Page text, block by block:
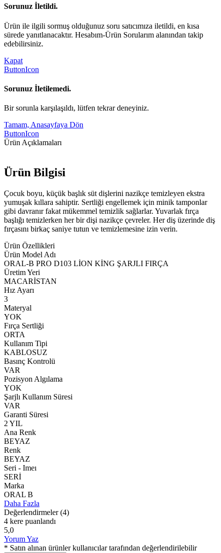
Sorunuz İletildi.
Ürün ile ilgili sormuş olduğunuz soru satıcımıza iletildi, en kısa
sürede yanıtlanacaktır. Hesabım-Ürün Sorularım alanından takip
edebilirsiniz.
Kapat
ButtonIcon
Sorunuz İletilemedi.
Bir sorunla karşılaşıldı, lütfen tekrar deneyiniz.
Tamam, Anasayfaya Dön
ButtonIcon
Ürün Açıklamaları
Ürün Bilgisi
Çocuk boyu, küçük başlık süt dişlerini nazikçe temizleyen ekstra
yumuşak kıllara sahiptir. Sertliği engellemek için minik tamponlar
gibi davranır fakat mükemmel temizlik sağlarlar. Yuvarlak fırça
başlığı temizlerken her bir dişi nazikçe çevreler. Her diş üzerinde diş
fırçasını birkaç saniye tutun ve temizlemesine izin verin.
Ürün Özellikleri
Ürün Model Adı
ORAL-B PRO D103 LİON KİNG ŞARJLI FIRÇA
Üretim Yeri
MACARİSTAN
Hız Ayarı
3
Materyal
YOK
Fırça Sertliği
ORTA
Kullanım Tipi
KABLOSUZ
Basınç Kontrolü
VAR
Pozisyon Algılama
YOK
Şarjlı Kullanım Süresi
VAR
Garanti Süresi
2 YIL
Ana Renk
BEYAZ
Renk
BEYAZ
Seri - Imeı
SERİ
Marka
ORAL B
Daha Fazla
Değerlendirmeler (4)
4 kere puanlandı
5,0
Yorum Yaz
* Satın alınan ürünler kullanıcılar tarafından değerlendirilebilir